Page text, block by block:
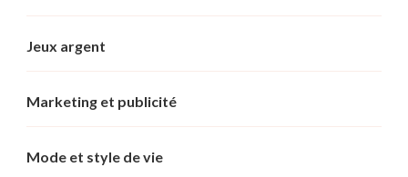
Jeux argent
Marketing et publicité
Mode et style de vie